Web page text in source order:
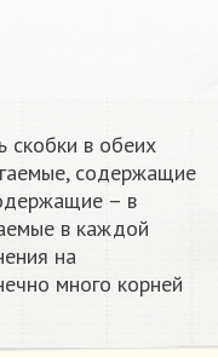
скобки в обеих
содержащие
– в
в каждой
на
много корней​